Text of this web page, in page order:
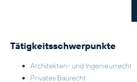
Tätigkeitsschwerpunkte
Architekten- und Ingenieurrecht
Privates Baurecht